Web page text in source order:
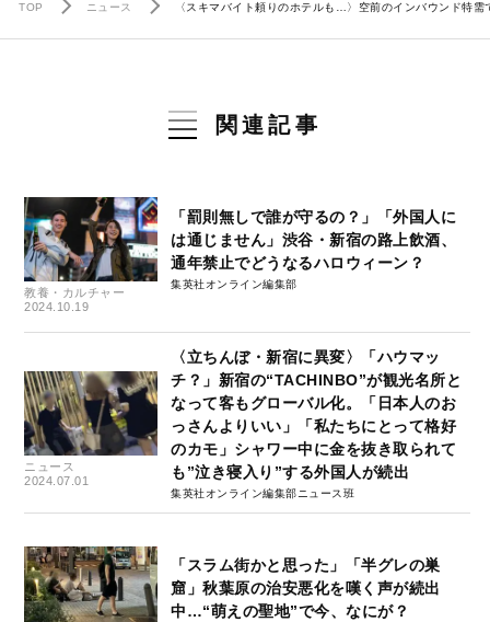
TOP ニュース 〈スキマバイト頼りのホテルも…〉空前のインバウンド特
関連記事
教養・カルチャー
2024.10.19
「罰則無しで誰が守るの？」「外国人に
は通じません」渋谷・新宿の路上飲酒、
通年禁止でどうなるハロウィーン？
集英社オンライン編集部
ニュース
2024.07.01
〈立ちんぼ・新宿に異変〉「ハウマッ
チ？」新宿の“TACHINBO”が観光名所と
なって客もグローバル化。「日本人のお
っさんよりいい」「私たちにとって格好
のカモ」シャワー中に金を抜き取られて
も”泣き寝入り”する外国人が続出
集英社オンライン編集部ニュース班
「スラム街かと思った」「半グレの巣
窟」秋葉原の治安悪化を嘆く声が続出
中…“萌えの聖地”で今、なにが？